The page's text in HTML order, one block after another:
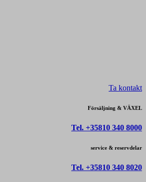
Ta kontakt
Försäljning & VÄXEL
Tel. +35810 340 8000
service & reservdelar
Tel. +35810 340 8020